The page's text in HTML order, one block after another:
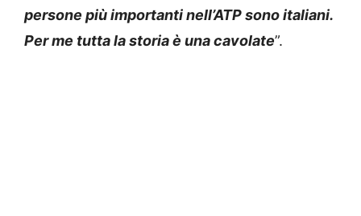
persone più importanti nell’ATP sono italiani.
Per me tutta la storia è una cavolate”.